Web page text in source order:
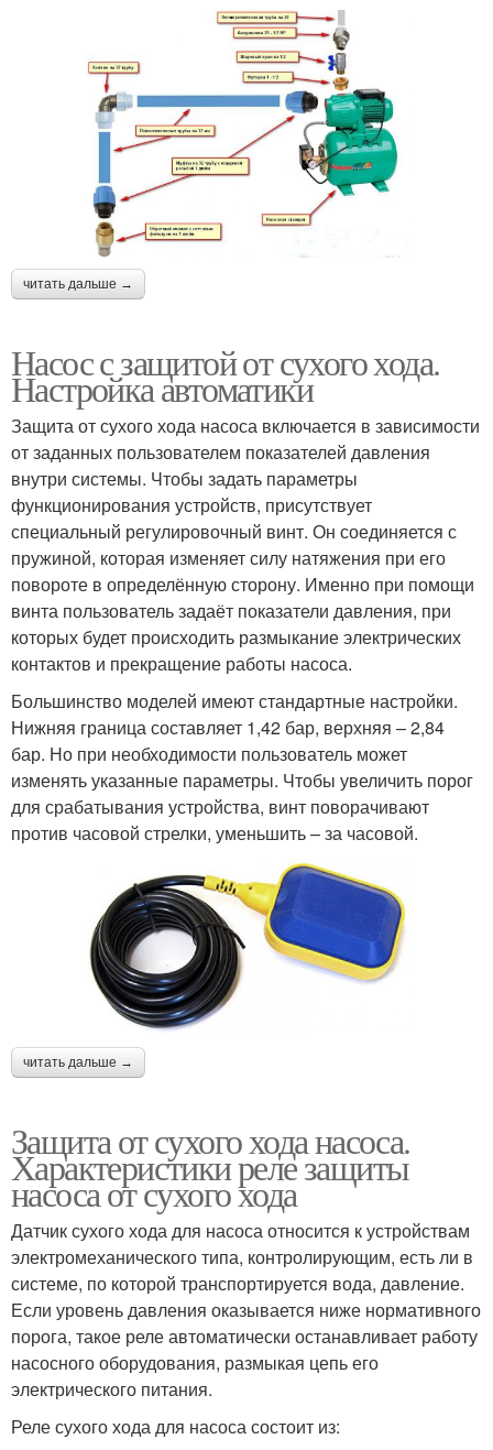
читать дальше →
Насос с защитой от сухого хода.
Настройка автоматики
Защита от сухого хода насоса включается в зависимости
от заданных пользователем показателей давления
внутри системы. Чтобы задать параметры
функционирования устройств, присутствует
специальный регулировочный винт. Он соединяется с
пружиной, которая изменяет силу натяжения при его
повороте в определённую сторону. Именно при помощи
винта пользователь задаёт показатели давления, при
которых будет происходить размыкание электрических
контактов и прекращение работы насоса.
Большинство моделей имеют стандартные настройки.
Нижняя граница составляет 1,42 бар, верхняя – 2,84
бар. Но при необходимости пользователь может
изменять указанные параметры. Чтобы увеличить порог
для срабатывания устройства, винт поворачивают
против часовой стрелки, уменьшить – за часовой.
читать дальше →
Защита от сухого хода насоса.
Характеристики реле защиты
насоса от сухого хода
Датчик сухого хода для насоса относится к устройствам
электромеханического типа, контролирующим, есть ли в
системе, по которой транспортируется вода, давление.
Если уровень давления оказывается ниже нормативного
порога, такое реле автоматически останавливает работу
насосного оборудования, размыкая цепь его
электрического питания.
Реле сухого хода для насоса состоит из: